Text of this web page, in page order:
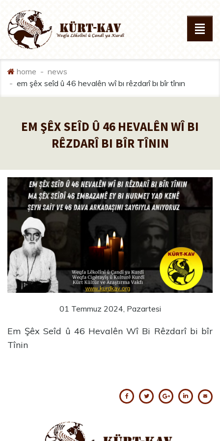
home
news
em şêx seîd û 46 hevalên wî bi rêzdarî bi bîr tînin
EM ŞÊX SEÎD Û 46 HEVALÊN WÎ BI
RÊZDARÎ BI BÎR TÎNIN
01 Temmuz 2024, Pazartesi
Em Şêx Seîd û 46 Hevalên Wî Bi Rêzdarî bi bîr
Tînin